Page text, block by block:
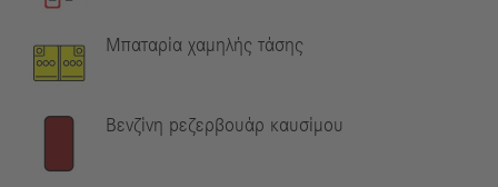
Μπαταρία χαμηλής τάσης
Βενζίνη pεζερβουάρ καυσίμου